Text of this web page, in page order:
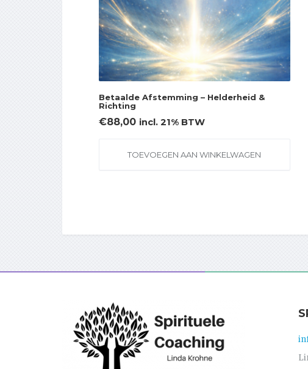
Betaalde Afstemming – Helderheid &
Richting
€88,00 incl. 21% BTW
TOEVOEGEN AAN WINKELWAGEN